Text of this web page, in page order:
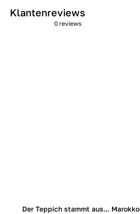
Der Teppich stammt aus... Marokko
Klantenreviews
0 reviews